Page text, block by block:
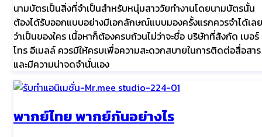
นามบัตรเป็นสิ่งที่จำเป็นสำหรับหนุ่มสาววัยทำงานโดยนามบัตรนั้น
ต้องได้รับออกแบบอย่างมีเอกลักษณ์แบบมองครั้งแรกควรจำได้เลย
ว่าเป็นของใคร เนื้อหาก็ต้องครบถ้วนไม่ว่าจะชื่อ บริษัทที่สังกัด เบอร์
โทร อีเมลล์ ควรมีให้ครบเพื่อความสะดวกสบายในการติดต่อสื่อสาร
และมีความน่าจดจำนั่นเอง
พากย์ไทย พากย์กันอย่างไร